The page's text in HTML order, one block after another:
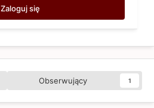
Zaloguj się
Obserwujący 1